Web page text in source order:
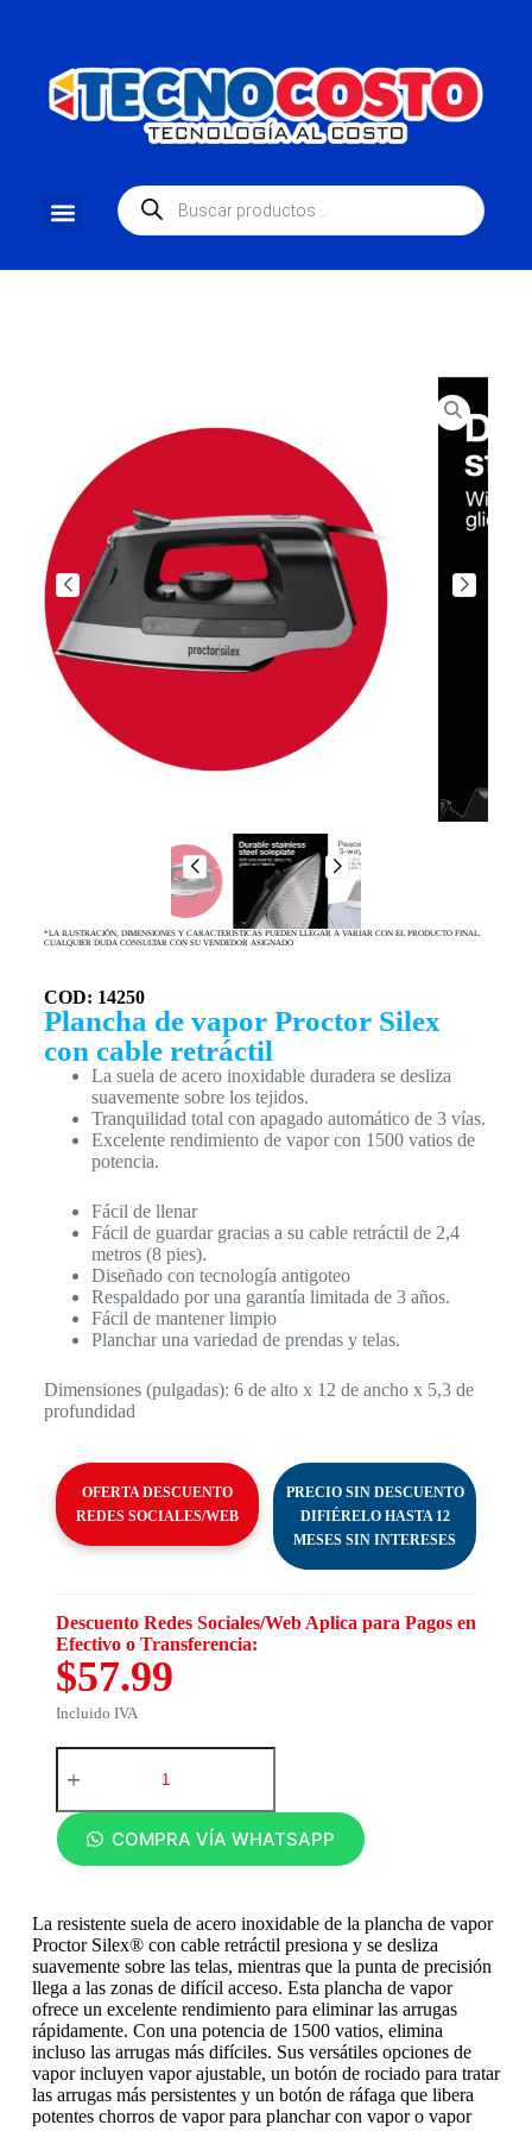
*LA ILUSTRACIÓN, DIMENSIONES Y CARACTERISTICAS PUEDEN LLEGAR A VARIAR CON EL PRODUCTO FINAL,
CUALQUIER DUDA CONSULTAR CON SU VENDEDOR ASIGNADO
COD: 14250
Plancha de vapor Proctor Silex
con cable retráctil
La suela de acero inoxidable duradera se desliza
suavemente sobre los tejidos.
Tranquilidad total con apagado automático de 3 vías.
Excelente rendimiento de vapor con 1500 vatios de
potencia.
Fácil de llenar
Fácil de guardar gracias a su cable retráctil de 2,4
metros (8 pies).
Diseñado con tecnología antigoteo
Respaldado por una garantía limitada de 3 años.
Fácil de mantener limpio
Planchar una variedad de prendas y telas.
Dimensiones (pulgadas): 6 de alto x 12 de ancho x 5,3 de
profundidad
OFERTA DESCUENTO
REDES SOCIALES/WEB
PRECIO SIN DESCUENTO
DIFIÉRELO HASTA 12
MESES SIN INTERESES
Descuento Redes Sociales/Web Aplica para Pagos en
Efectivo o Transferencia:
$57.99
Incluido IVA
COMPRA VÍA WHATSAPP
La resistente suela de acero inoxidable de la plancha de vapor
Proctor Silex® con cable retráctil presiona y se desliza
suavemente sobre las telas, mientras que la punta de precisión
llega a las zonas de difícil acceso. Esta plancha de vapor
ofrece un excelente rendimiento para eliminar las arrugas
rápidamente. Con una potencia de 1500 vatios, elimina
incluso las arrugas más difíciles. Sus versátiles opciones de
vapor incluyen vapor ajustable, un botón de rociado para tratar
las arrugas más persistentes y un botón de ráfaga que libera
potentes chorros de vapor para planchar con vapor o vapor